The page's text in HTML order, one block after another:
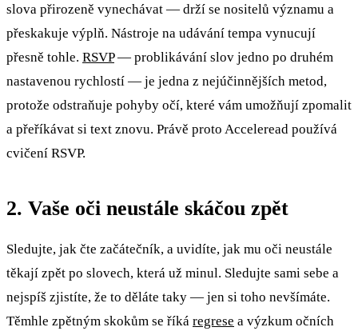
slova přirozeně vynechávat — drží se nositelů významu a
přeskakuje výplň. Nástroje na udávání tempa vynucují
přesně tohle. RSVP— problikávání slov jedno po druhém
nastavenou rychlostí — je jedna z nejúčinnějších metod,
protože odstraňuje pohyby očí, které vám umožňují zpomalit
a přeříkávat si text znovu. Právě proto Acceleread používá
cvičení RSVP.
2. Vaše oči neustále skáčou zpět
Sledujte, jak čte začátečník, a uvidíte, jak mu oči neustále
těkají zpět po slovech, která už minul. Sledujte sami sebe a
nejspíš zjistíte, že to děláte taky — jen si toho nevšímáte.
Těmhle zpětným skokům se říká regrese a výzkum očních